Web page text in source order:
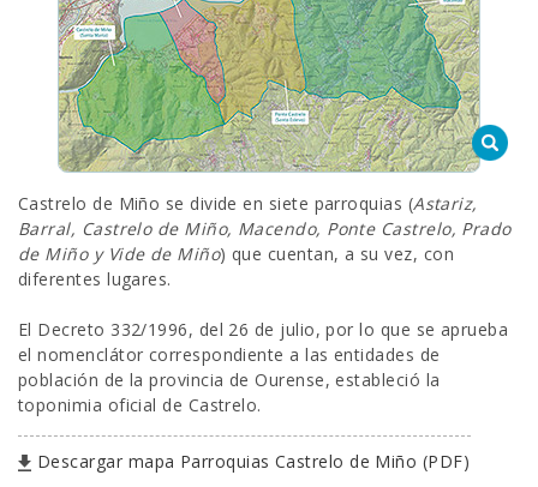
SERVICIOS
SEDE ELECTRÓNICA
CUÉNTANOS
Castrelo de Miño se divide en siete parroquias (Astariz,
Barral, Castrelo de Miño, Macendo, Ponte Castrelo, Prado
de Miño y Vide de Miño) que cuentan, a su vez, con
diferentes lugares.
El Decreto 332/1996, del 26 de julio, por lo que se aprueba
el nomenclátor correspondiente a las entidades de
población de la provincia de Ourense, estableció la
toponimia oficial de Castrelo.
Descargar mapa Parroquias Castrelo de Miño (PDF)